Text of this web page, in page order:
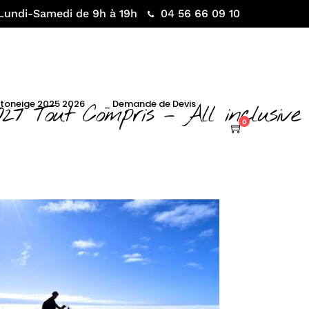
Samedi de 9h à 19h 04 56 66 09 10
2025 2026 _ Demande de Devis
0
Tout Compris – All inclusive